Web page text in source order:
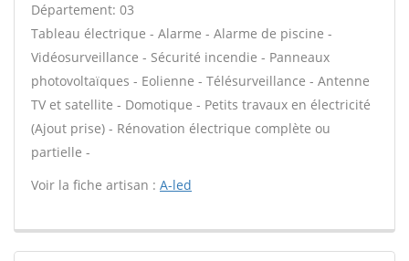
Département: 03
Tableau électrique - Alarme - Alarme de piscine -
Vidéosurveillance - Sécurité incendie - Panneaux
photovoltaïques - Eolienne - Télésurveillance - Antenne
TV et satellite - Domotique - Petits travaux en électricité
(Ajout prise) - Rénovation électrique complète ou
partielle -
Voir la fiche artisan : A-led